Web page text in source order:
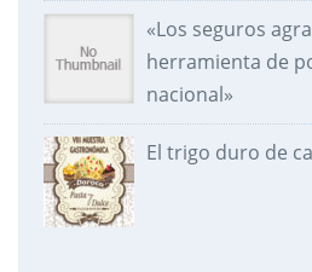
«Los seguros
herramienta de
nacional»
El trigo duro de